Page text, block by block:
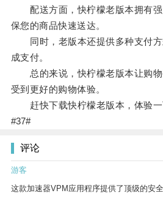
配送方面，快柠檬老版本拥有强
保您的商品快速送达。
同时，老版本还提供多种支付方
成支付。
总的来说，快柠檬老版本让购物
受到更好的购物体验。
赶快下载快柠檬老版本，体验一
#37#
评论
游客
这款加速器VPM应用程序提供了顶级的安全